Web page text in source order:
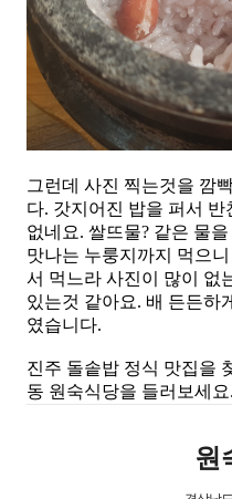
그런데 사진 찍는것을 깜
다. 갓지어진 밥을 퍼서
없네요. 쌀뜨물? 같은 물
맛나는 누룽지까지 먹으
서 먹느라 사진이 많이 없
있는것 같아요. 배 든든하
였습니다.
진주 돌솥밥 정식 맛집을
동 원숙식당을 들러보세요.